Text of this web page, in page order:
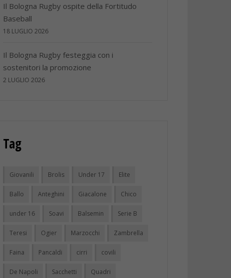
Il Bologna Rugby ospite della Fortitudo
Baseball
18 LUGLIO 2026
Il Bologna Rugby festeggia con i
sostenitori la promozione
2 LUGLIO 2026
Tag
Giovanili Brolis Under 17 Elite
Ballo Anteghini Giacalone Chico
under 16 Soavi Balsemin Serie B
Teresi Ogier Marzocchi Zambrella
Faina Pancaldi cirri covili
De Napoli Sacchetti Quadri